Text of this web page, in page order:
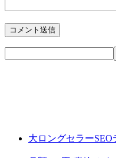
コメント送信
大ロングセラーSEO